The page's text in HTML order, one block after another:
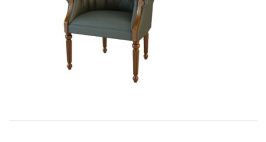
Art&Moble 01013FB Кресло посетит...